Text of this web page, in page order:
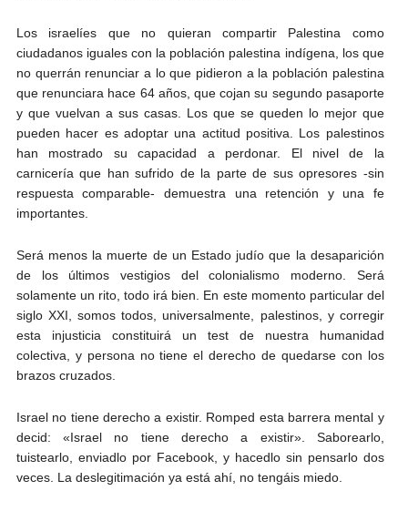
Los israelíes que no quieran compartir Palestina como
ciudadanos iguales con la población palestina indígena, los que
no querrán renunciar a lo que pidieron a la población palestina
que renunciara hace 64 años, que cojan su segundo pasaporte
y que vuelvan a sus casas. Los que se queden lo mejor que
pueden hacer es adoptar una actitud positiva. Los palestinos
han mostrado su capacidad a perdonar. El nivel de la
carnicería que han sufrido de la parte de sus opresores -sin
respuesta comparable- demuestra una retención y una fe
importantes.
Será menos la muerte de un Estado judío que la desaparición
de los últimos vestigios del colonialismo moderno. Será
solamente un rito, todo irá bien. En este momento particular del
siglo XXI, somos todos, universalmente, palestinos, y corregir
esta injusticia constituirá un test de nuestra humanidad
colectiva, y persona no tiene el derecho de quedarse con los
brazos cruzados.
Israel no tiene derecho a existir. Romped esta barrera mental y
decid: «Israel no tiene derecho a existir». Saborearlo,
tuistearlo, enviadlo por Facebook, y hacedlo sin pensarlo dos
veces. La deslegitimación ya está ahí, no tengáis miedo.